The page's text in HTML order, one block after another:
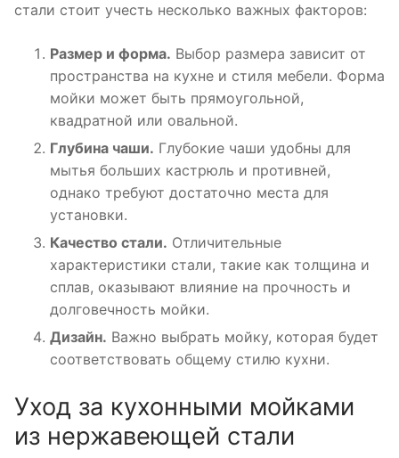
стали стоит учесть несколько важных факторов:
Размер и форма. Выбор размера зависит от
пространства на кухне и стиля мебели. Форма
мойки может быть прямоугольной,
квадратной или овальной.
Глубина чаши. Глубокие чаши удобны для
мытья больших кастрюль и противней,
однако требуют достаточно места для
установки.
Качество стали. Отличительные
характеристики стали, такие как толщина и
сплав, оказывают влияние на прочность и
долговечность мойки.
Дизайн. Важно выбрать мойку, которая будет
соответствовать общему стилю кухни.
Уход за кухонными мойками
из нержавеющей стали